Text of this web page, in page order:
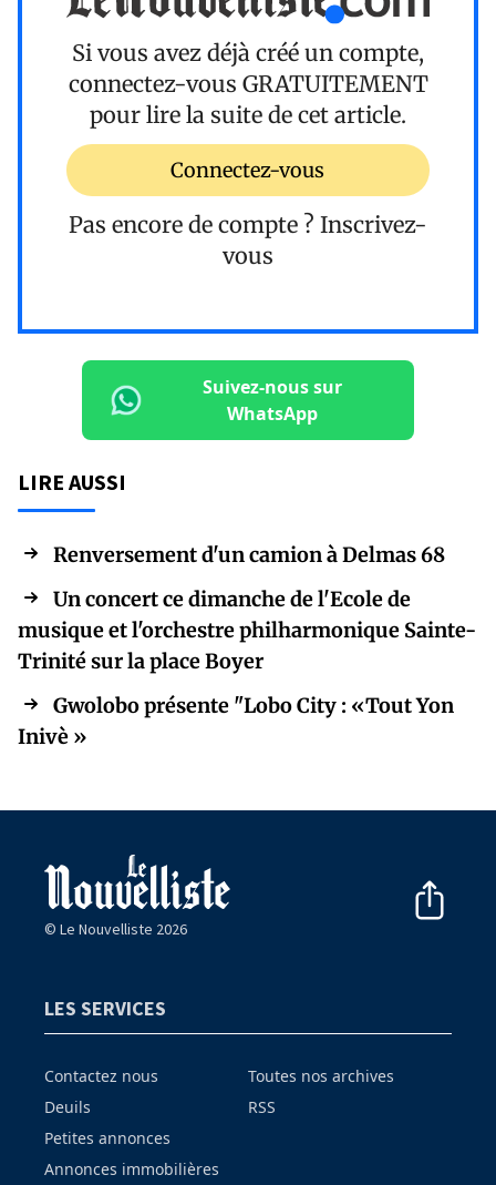
Si vous avez déjà créé un compte,
connectez-vous GRATUITEMENT
pour lire la suite de cet article.
Connectez-vous
Pas encore de compte ? Inscrivez-
vous
Suivez-nous sur
WhatsApp
LIRE AUSSI
Renversement d'un camion à Delmas 68
Un concert ce dimanche de l'Ecole de
musique et l'orchestre philharmonique Sainte-
Trinité sur la place Boyer
Gwolobo présente "Lobo City : «Tout Yon
Inivè »
© Le Nouvelliste 2026
LES SERVICES
Contactez nous
Deuils
Petites annonces
Annonces immobilières
Toutes nos archives
RSS